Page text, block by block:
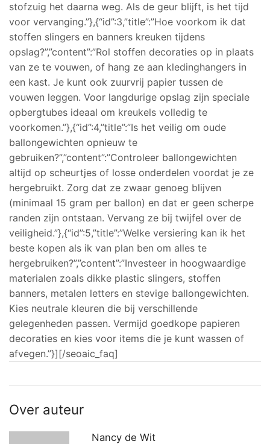
stofzuig het daarna weg. Als de geur blijft, is het tijd
voor vervanging.”},{“id”:3,”title”:”Hoe voorkom ik dat
stoffen slingers en banners kreuken tijdens
opslag?”,”content”:”Rol stoffen decoraties op in plaats
van ze te vouwen, of hang ze aan kledinghangers in
een kast. Je kunt ook zuurvrij papier tussen de
vouwen leggen. Voor langdurige opslag zijn speciale
opbergtubes ideaal om kreukels volledig te
voorkomen.”},{“id”:4,”title”:”Is het veilig om oude
ballongewichten opnieuw te
gebruiken?”,”content”:”Controleer ballongewichten
altijd op scheurtjes of losse onderdelen voordat je ze
hergebruikt. Zorg dat ze zwaar genoeg blijven
(minimaal 15 gram per ballon) en dat er geen scherpe
randen zijn ontstaan. Vervang ze bij twijfel over de
veiligheid.”},{“id”:5,”title”:”Welke versiering kan ik het
beste kopen als ik van plan ben om alles te
hergebruiken?”,”content”:”Investeer in hoogwaardige
materialen zoals dikke plastic slingers, stoffen
banners, metalen letters en stevige ballongewichten.
Kies neutrale kleuren die bij verschillende
gelegenheden passen. Vermijd goedkope papieren
decoraties en kies voor items die je kunt wassen of
afvegen.”}][/seoaic_faq]
Over auteur
Nancy de Wit